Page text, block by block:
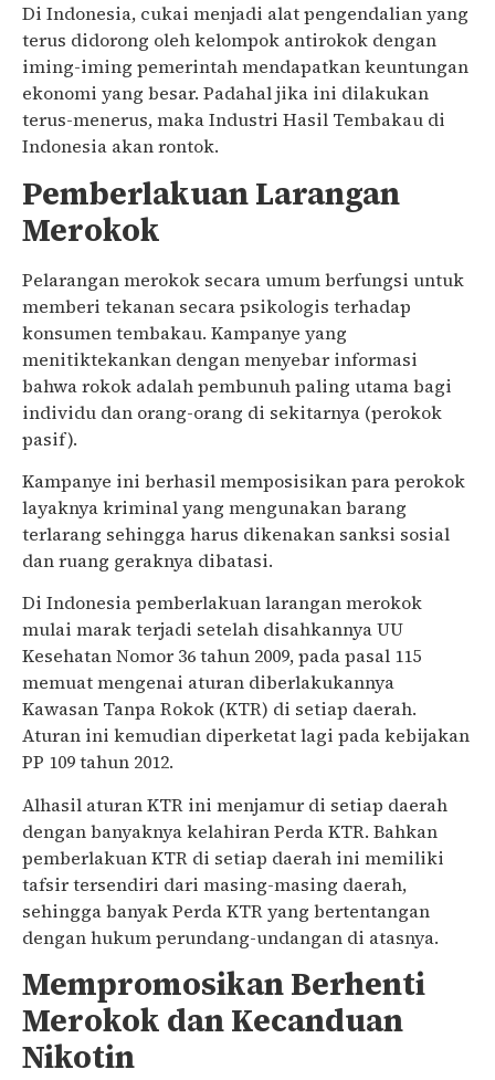
Di Indonesia, cukai menjadi alat pengendalian yang
terus didorong oleh kelompok antirokok dengan
iming-iming pemerintah mendapatkan keuntungan
ekonomi yang besar. Padahal jika ini dilakukan
terus-menerus, maka Industri Hasil Tembakau di
Indonesia akan rontok.
Pemberlakuan Larangan
Merokok
Pelarangan merokok secara umum berfungsi untuk
memberi tekanan secara psikologis terhadap
konsumen tembakau. Kampanye yang
menitiktekankan dengan menyebar informasi
bahwa rokok adalah pembunuh paling utama bagi
individu dan orang-orang di sekitarnya (perokok
pasif).
Kampanye ini berhasil memposisikan para perokok
layaknya kriminal yang mengunakan barang
terlarang sehingga harus dikenakan sanksi sosial
dan ruang geraknya dibatasi.
Di Indonesia pemberlakuan larangan merokok
mulai marak terjadi setelah disahkannya UU
Kesehatan Nomor 36 tahun 2009, pada pasal 115
memuat mengenai aturan diberlakukannya
Kawasan Tanpa Rokok (KTR) di setiap daerah.
Aturan ini kemudian diperketat lagi pada kebijakan
PP 109 tahun 2012.
Alhasil aturan KTR ini menjamur di setiap daerah
dengan banyaknya kelahiran Perda KTR. Bahkan
pemberlakuan KTR di setiap daerah ini memiliki
tafsir tersendiri dari masing-masing daerah,
sehingga banyak Perda KTR yang bertentangan
dengan hukum perundang-undangan di atasnya.
Mempromosikan Berhenti
Merokok dan Kecanduan
Nikotin